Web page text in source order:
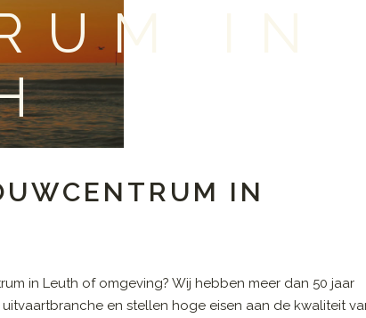
IN
IN
in Leuth of omgeving? Wij hebben meer dan 50 jaar
en stellen hoge eisen aan de kwaliteit